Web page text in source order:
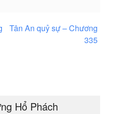
Tân An quỷ sự – Chương
335
Hổ Phách